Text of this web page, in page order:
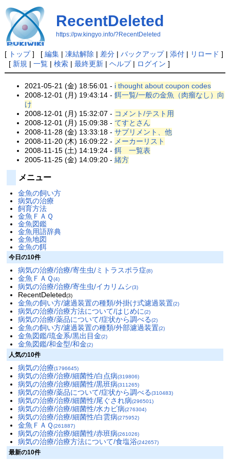
RecentDeleted
https://pw.kingyo.info/?RecentDeleted
[ トップ] [ 編集| 凍結解除 | 差分| バックアップ| 添付| リロード ]
[ 新規 | 一覧| 検索| 最終更新| ヘルプ| ログイン ]
2021-05-21 (金) 18:56:01 - i thought about coupon codes
2008-12-01 (月) 19:43:14 -餌一覧/一般の金魚（肉瘤なし）向
け
2008-12-01 (月) 15:32:07 - コメント/テスト用
2008-12-01 (月) 15:09:38 - てすとさん
2008-11-28 (金) 13:33:18 -サプリメント、他
2008-11-20 (木) 16:09:22 - メーカーリスト
2008-11-15 (土) 14:19:24 -餌 一覧表
2005-11-25 (金) 14:09:20 -緒方
メニュー
金魚の飼い方
病気の治療
飼育方法
金魚ＦＡＱ
金魚図鑑
金魚用語辞典
金魚地図
金魚の餌
今日の10件
病気の治療/治療/寄生虫/ミトラスポラ症(8)
金魚ＦＡＱ(4)
病気の治療/治療/寄生虫/イカリムシ(3)
RecentDeleted(3)
金魚の飼い方/濾過装置の種類/外掛け式濾過装置(2)
病気の治療/治療方法について/はじめに(2)
病気の治療/薬品について/症状から調べる(2)
金魚の飼い方/濾過装置の種類/外部濾過装置(2)
金魚図鑑/琉金系/黒出目金(2)
金魚図鑑/和金型/和金(2)
人気の10件
病気の治療(1796645)
病気の治療/治療/細菌性/白点病(319806)
病気の治療/治療/細菌性/黒班病(311265)
病気の治療/薬品について/症状から調べる(310483)
病気の治療/治療/細菌性/尾ぐされ病(296501)
病気の治療/治療/細菌性/水カビ病(276304)
病気の治療/治療/細菌性/白雲病(275952)
金魚ＦＡＱ(261887)
病気の治療/治療/細菌性/赤班病(261026)
病気の治療/治療方法について/食塩浴(242657)
最新の10件